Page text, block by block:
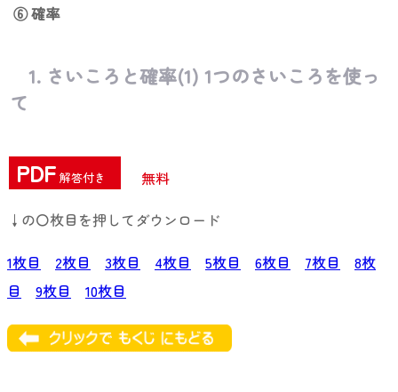
⑥ 確率
1. さいころと確率(1) 1つのさいころを使っ
て
PDF 解答付き
無料
↓の〇枚目を押してダウンロード
1枚目
2枚目 3枚目 4枚目 5枚目 6枚目 7枚目
8枚
目
9枚目 10枚目